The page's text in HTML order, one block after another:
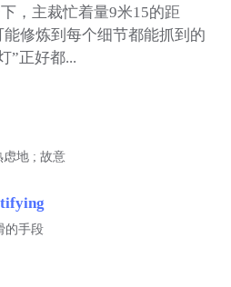
，主裁忙着量9米15的距
修炼到每个细节都能抓到的
”正好都...
虑地 ; 故意
的手段